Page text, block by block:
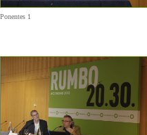
Ponentes 1